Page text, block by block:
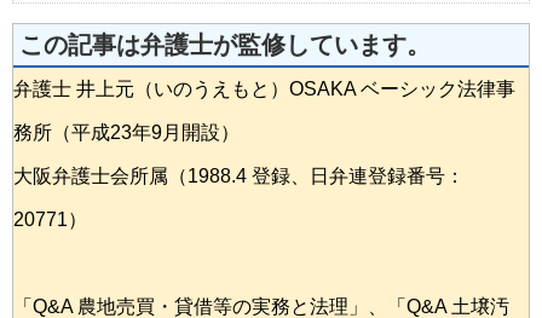
この記事は弁護士が監修しています。
弁護士 井上元（いのうえもと）OSAKA ベーシック法律事
務所（平成23年9月開設）
大阪弁護士会所属（1988.4 登録、日弁連登録番号：
20771）
「Q&A 農地売買・貸借等の実務と法理」、「Q&A 土壌汚